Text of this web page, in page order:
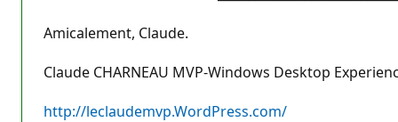
Amicalement, Claude.
Claude CHARNEAU MVP-Windows Desktop
http://leclaudemvp.WordPress.com/